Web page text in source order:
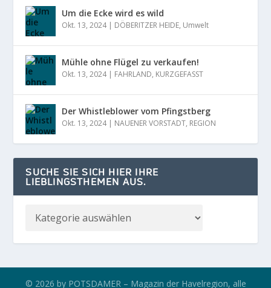
Um die Ecke wird es wild
Okt. 13, 2024| DÖBERITZER HEIDE, Umwelt
Mühle ohne Flügel zu verkaufen!
Okt. 13, 2024| FAHRLAND, KURZGEFASST
Der Whistleblower vom Pfingstberg
Okt. 13, 2024| NAUENER VORSTADT, REGION
SUCHE SIE SICH HIER IHRE
LIEBLINGSTHEMEN AUS.
© 2026 by POTSDAMER – Magazin der Havelregion, alle